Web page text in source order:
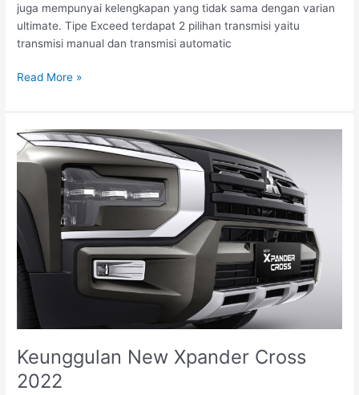
juga mempunyai kelengkapan yang tidak sama dengan varian
ultimate. Tipe Exceed terdapat 2 pilihan transmisi yaitu
transmisi manual dan transmisi automatic
Read More »
Keunggulan New Xpander Cross
2022
Keunggulan
New
Xpander
Cross
2022